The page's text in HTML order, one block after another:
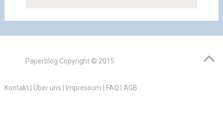
Paperblog Copyright © 2015.
Kontakt| Über uns Impressum FAQ AGB